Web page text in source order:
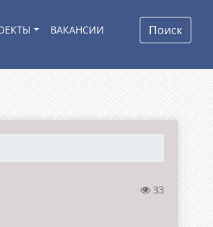
ВАКАНСИИ
Поиск
33